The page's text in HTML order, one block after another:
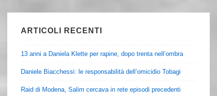
ARTICOLI RECENTI
13 anni a Daniela Klette per rapine, dopo trenta nell’ombra
Daniele Biacchessi: le responsabilità dell’omicidio Tobagi
Raid di Modena, Salim cercava in rete episodi precedenti